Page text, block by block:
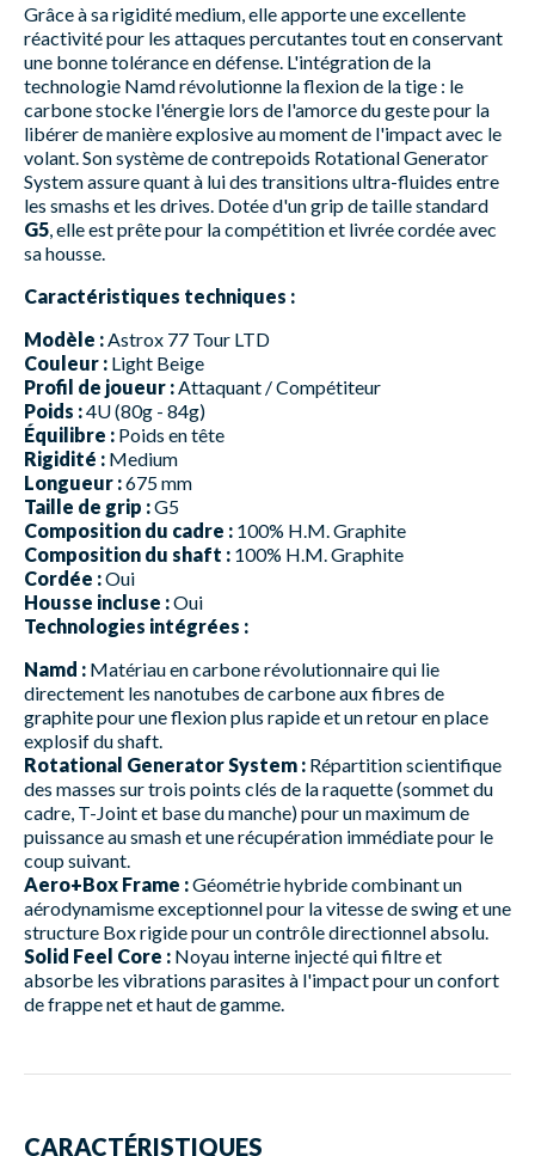
Grâce à sa rigidité medium, elle apporte une excellente
réactivité pour les attaques percutantes tout en conservant
une bonne tolérance en défense. L'intégration de la
technologie Namd révolutionne la flexion de la tige : le
carbone stocke l'énergie lors de l'amorce du geste pour la
libérer de manière explosive au moment de l'impact avec le
volant. Son système de contrepoids Rotational Generator
System assure quant à lui des transitions ultra-fluides entre
les smashs et les drives. Dotée d'un grip de taille standard
G5 , elle est prête pour la compétition et livrée cordée avec
sa housse.
Caractéristiques techniques :
Modèle : Astrox 77 Tour LTD
Couleur : Light Beige
Profil de joueur : Attaquant / Compétiteur
Poids :4U (80g - 84g)
Équilibre : Poids en tête
Rigidité : Medium
Longueur :675 mm
Taille de grip :G5
Composition du cadre : 100% H.M. Graphite
Composition du shaft : 100% H.M. Graphite
Cordée :Oui
Housse incluse :Oui
Technologies intégrées :
Namd : Matériau en carbone révolutionnaire qui lie
directement les nanotubes de carbone aux fibres de
graphite pour une flexion plus rapide et un retour en place
explosif du shaft.
Rotational Generator System : Répartition scientifique
des masses sur trois points clés de la raquette (sommet du
cadre, T-Joint et base du manche) pour un maximum de
puissance au smash et une récupération immédiate pour le
coup suivant.
Aero+Box Frame :Géométrie hybride combinant un
aérodynamisme exceptionnel pour la vitesse de swing et une
structure Box rigide pour un contrôle directionnel absolu.
Solid Feel Core : Noyau interne injecté qui filtre et
absorbe les vibrations parasites à l'impact pour un confort
de frappe net et haut de gamme.
CARACTÉRISTIQUES